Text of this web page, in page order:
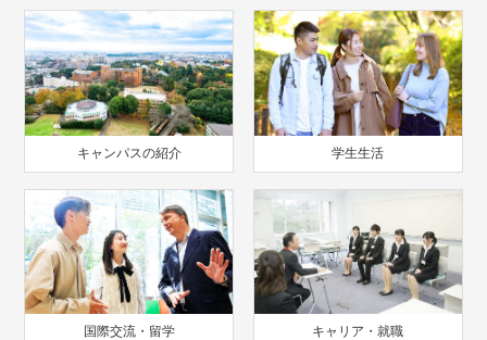
キャンパスの紹介 学生生活
国際交流・留学 キャリア・就職